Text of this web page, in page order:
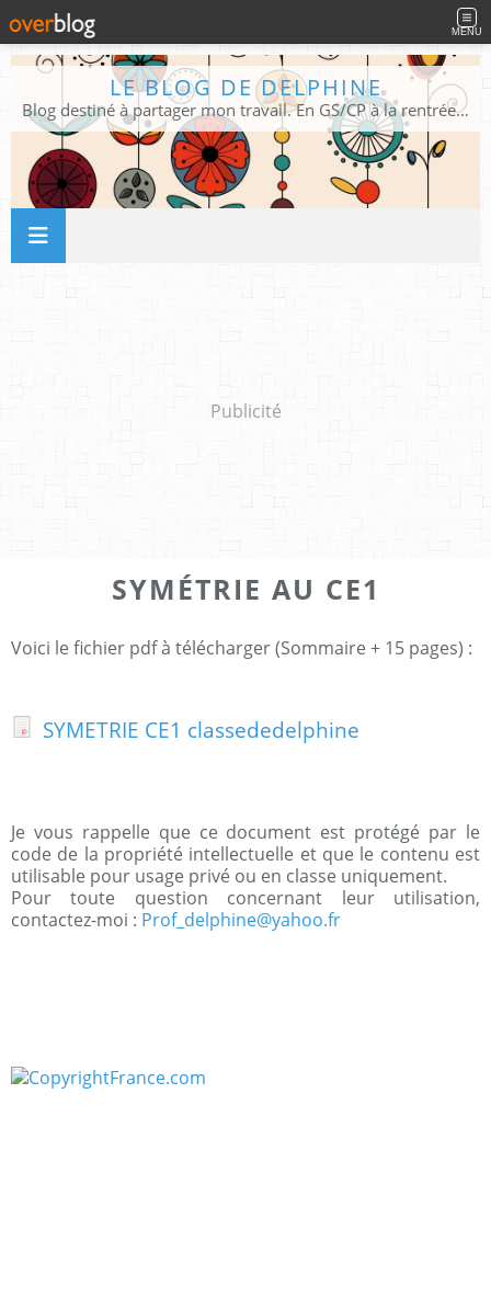
MENU
LE BLOG DE DELPHINE
Blog destiné à partager mon travail. En GS/CP à la rentrée 2026/2027 !
Publicité
SYMÉTRIE AU CE1
Voici le fichier pdf à télécharger (Sommaire + 15 pages) :
SYMETRIE CE1 classededelphine
Je vous rappelle que ce document est protégé par le
code de la propriété intellectuelle et que le contenu est
utilisable pour usage privé ou en classe uniquement.
Pour toute question concernant leur utilisation,
contactez-moi : Prof_delphine@yahoo.fr